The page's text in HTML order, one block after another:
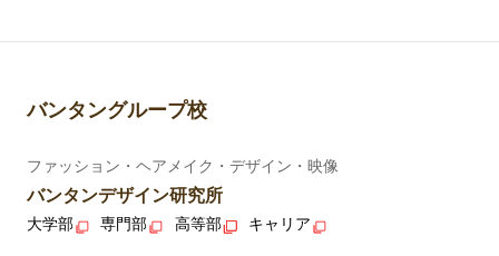
バンタングループ校
ファッション・ヘアメイク・デザイン・映像
バンタンデザイン研究所
大学部 専門部 高等部 キャリア